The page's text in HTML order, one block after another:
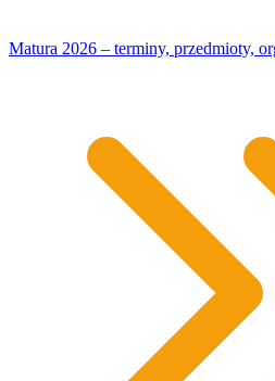
Matura 2026 – terminy, przedmioty,